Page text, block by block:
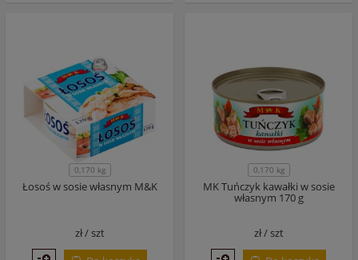
0,170 kg
Łosoś w sosie własnym M&K
zł /szt
0,170 kg
MK Tuńczyk kawałki w sosie
własnym 170 g
zł /szt